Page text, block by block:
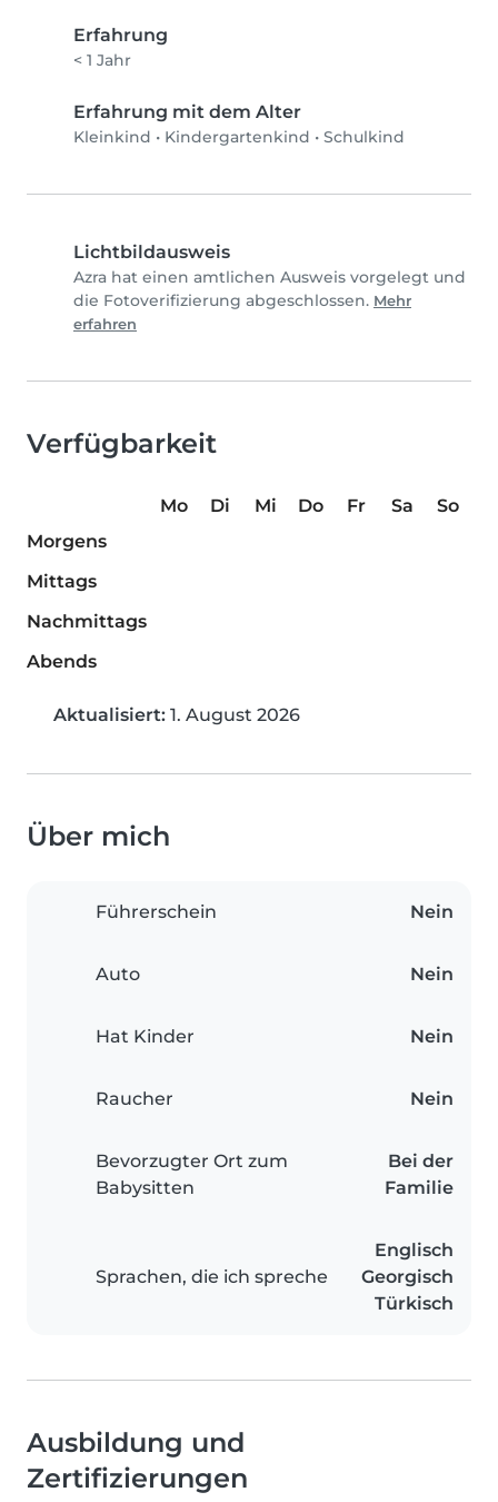
Erfahrung
< 1 Jahr
Erfahrung mit dem Alter
Kleinkind • Kindergartenkind • Schulkind
Lichtbildausweis
Azra hat einen amtlichen Ausweis vorgelegt und
die Fotoverifizierung abgeschlossen. Mehr
erfahren
Verfügbarkeit
Mo Di Mi Do Fr Sa
So
Morgens
Mittags
Nachmittags
Abends
Aktualisiert: 1. August 2026
Über mich
Führerschein Nein
Auto Nein
Hat Kinder Nein
Raucher Nein
Bevorzugter Ort zum
Babysitten
Bei der
Familie
Sprachen, die ich spreche
Englisch
Georgisch
Türkisch
Ausbildung und
Zertifizierungen